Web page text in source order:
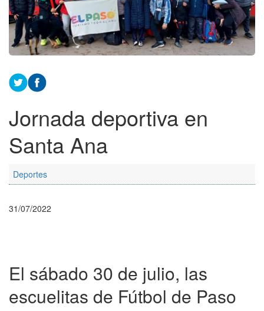
Jornada deportiva en
Santa Ana
Deportes
31/07/2022
El sábado 30 de julio, las
escuelitas de Fútbol de Paso